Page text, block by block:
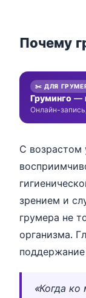
Почему
✂️ ДЛЯ
Груминго —
Онлайн-
С возрастом
зрением и
грумера не
организма.
«Когда